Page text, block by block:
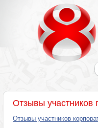
Отзывы участников
Отзывы участников